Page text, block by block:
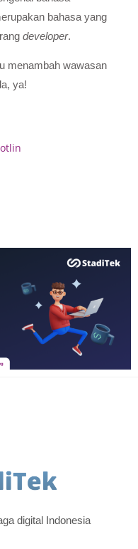
bahasa yang
developer.
menambah wawasan
ya!
digital Indonesia